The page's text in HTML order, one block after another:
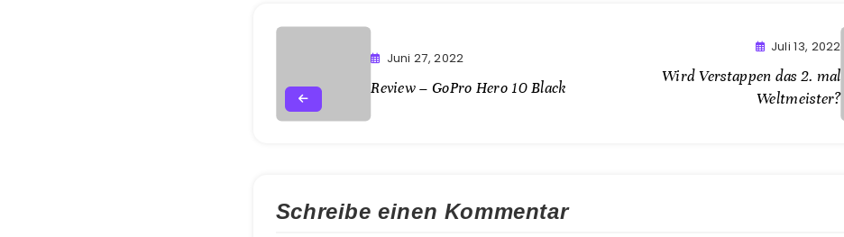
Juni 27, 2022
Review – GoPro Hero 10 Black
Juli 13, 2022
Wird Verstappen das 2. mal
Weltmeister?
Schreibe einen Kommentar